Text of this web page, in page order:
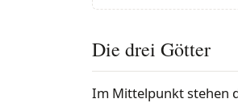
Die drei Götter
Im Mittelpunkt stehen